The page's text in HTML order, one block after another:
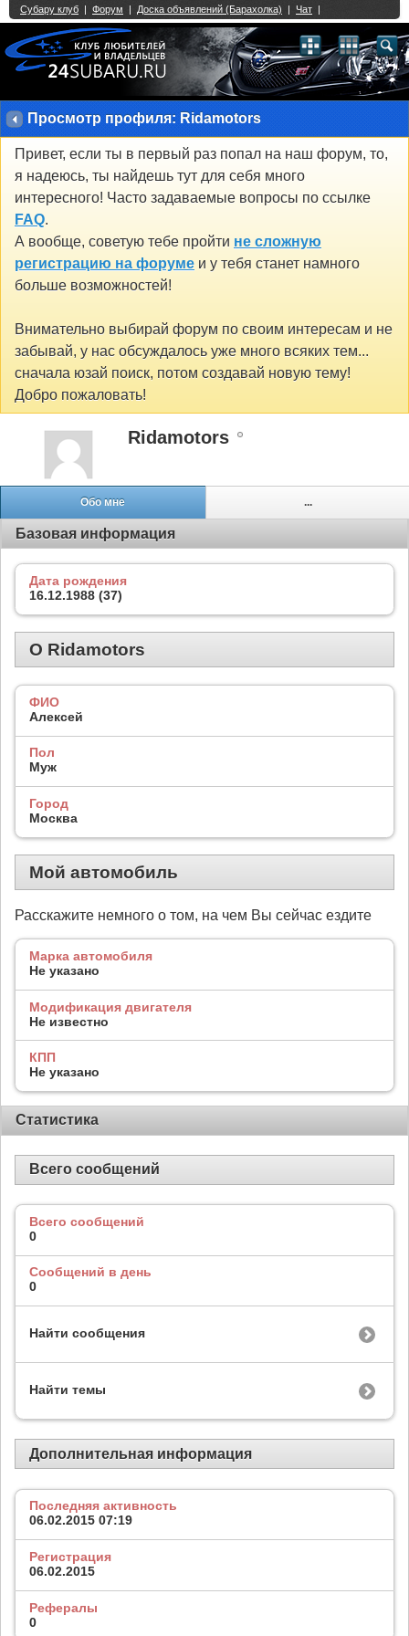
Просмотр профиля: Ridamotors
Привет, если ты в первый раз попал на наш форум, то,
я надеюсь, ты найдешь тут для себя много
интересного! Часто задаваемые вопросы по ссылке
FAQ.
А вообще, советую тебе пройти не сложную
регистрацию на форуме и у тебя станет намного
больше возможностей!
Внимательно выбирай форум по своим интересам и не
забывай, у нас обсуждалось уже много всяких тем...
сначала юзай поиск, потом создавай новую тему!
Добро пожаловать!
Ridamotors
Обо мне ...
Базовая информация
Дата рождения
16.12.1988 (37)
О Ridamotors
ФИО
Алексей
Пол
Муж
Город
Москва
Мой автомобиль
Расскажите немного о том, на чем Вы сейчас ездите
Марка автомобиля
Не указано
Модификация двигателя
Не известно
КПП
Не указано
Статистика
Всего сообщений
Всего сообщений
0
Сообщений в день
0
Найти сообщения
Найти темы
Дополнительная информация
Последняя активность
06.02.2015 07:19
Регистрация
06.02.2015
Рефералы
0
Single Sign On provided byvBSSO
2 3 4 5 6 7 8 9 10 11 12 13 14 15 16 17 18 21 22 23 24 25 26
27 28 29 30 31 32 33 34 35 36 37 38 39 40 41 42 43